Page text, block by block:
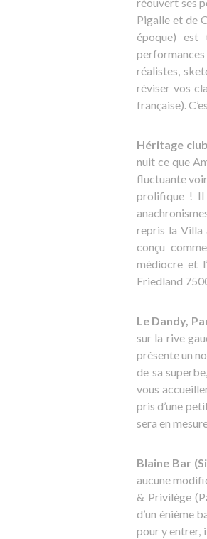
Pigalle et de
époque) est
réalistes,
réviser vos
française).
Héritage
nuit ce que
fluctuante
prolifique ! Il
repris la Villa
conçu
médiocre et
Friedland
Le Dandy,
sur la rive
présente un
de sa
vous
pris d’une
sera en
Blaine Bar
aucune
& Privilège
d’un énième
pour y entrer,